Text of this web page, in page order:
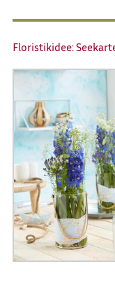
Floristikidee: